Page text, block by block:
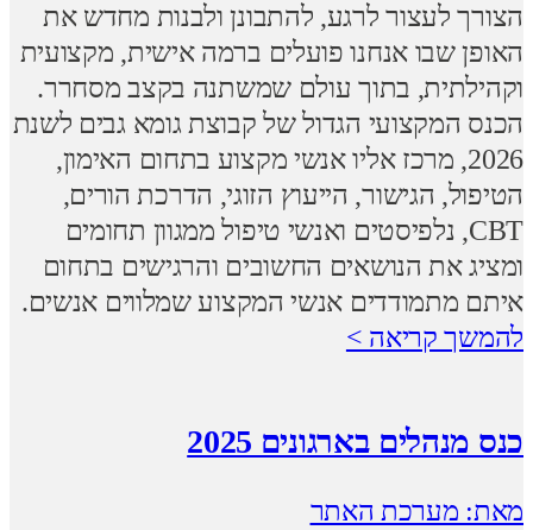
הצורך לעצור לרגע, להתבונן ולבנות מחדש את
האופן שבו אנחנו פועלים ברמה אישית, מקצועית
וקהילתית, בתוך עולם שמשתנה בקצב מסחרר.
הכנס המקצועי הגדול של קבוצת גומא גבים לשנת
2026, מרכז אליו אנשי מקצוע בתחום האימון,
הטיפול, הגישור, הייעוץ הזוגי, הדרכת הורים,
CBT, נלפיסטים ואנשי טיפול ממגוון תחומים
ומציג את הנושאים החשובים והרגישים בתחום
איתם מתמודדים אנשי המקצוע שמלווים אנשים.
להמשך קריאה >
כנס מנהלים בארגונים 2025
מאת: מערכת האתר